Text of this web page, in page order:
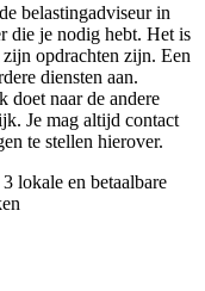
belastingadviseur in
die je nodig hebt. Het is
opdrachten zijn. Een
diensten aan.
doet naar de andere
Je mag altijd contact
te stellen hierover.
lokale en betaalbare